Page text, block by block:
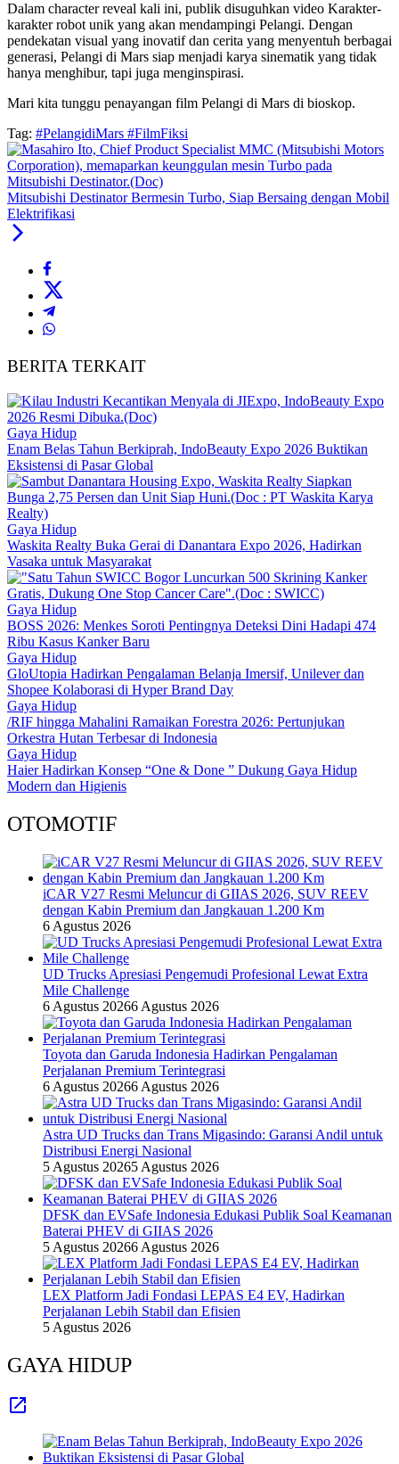
Dalam character reveal kali ini, publik disuguhkan video Karakter-
karakter robot unik yang akan mendampingi Pelangi. Dengan
pendekatan visual yang inovatif dan cerita yang menyentuh berbagai
generasi, Pelangi di Mars siap menjadi karya sinematik yang tidak
hanya menghibur, tapi juga menginspirasi.
Mari kita tunggu penayangan film Pelangi di Mars di bioskop.
Tag: #PelangidiMars #FilmFiksi
Mitsubishi Destinator Bermesin Turbo, Siap Bersaing dengan Mobil
Elektrifikasi
BERITA TERKAIT
Gaya Hidup
Enam Belas Tahun Berkiprah, IndoBeauty Expo 2026 Buktikan
Eksistensi di Pasar Global
Gaya Hidup
Waskita Realty Buka Gerai di Danantara Expo 2026, Hadirkan
Vasaka untuk Masyarakat
Gaya Hidup
BOSS 2026: Menkes Soroti Pentingnya Deteksi Dini Hadapi 474
Ribu Kasus Kanker Baru
Gaya Hidup
GloUtopia Hadirkan Pengalaman Belanja Imersif, Unilever dan
Shopee Kolaborasi di Hyper Brand Day
Gaya Hidup
/RIF hingga Mahalini Ramaikan Forestra 2026: Pertunjukan
Orkestra Hutan Terbesar di Indonesia
Gaya Hidup
Haier Hadirkan Konsep “One & Done ” Dukung Gaya Hidup
Modern dan Higienis
OTOMOTIF
iCAR V27 Resmi Meluncur di GIIAS 2026, SUV REEV
dengan Kabin Premium dan Jangkauan 1.200 Km
6 Agustus 2026
UD Trucks Apresiasi Pengemudi Profesional Lewat Extra
Mile Challenge
6 Agustus 20266 Agustus 2026
Toyota dan Garuda Indonesia Hadirkan Pengalaman
Perjalanan Premium Terintegrasi
6 Agustus 20266 Agustus 2026
Astra UD Trucks dan Trans Migasindo: Garansi Andil untuk
Distribusi Energi Nasional
5 Agustus 20265 Agustus 2026
DFSK dan EVSafe Indonesia Edukasi Publik Soal Keamanan
Baterai PHEV di GIIAS 2026
5 Agustus 20266 Agustus 2026
LEX Platform Jadi Fondasi LEPAS E4 EV, Hadirkan
Perjalanan Lebih Stabil dan Efisien
5 Agustus 2026
GAYA HIDUP